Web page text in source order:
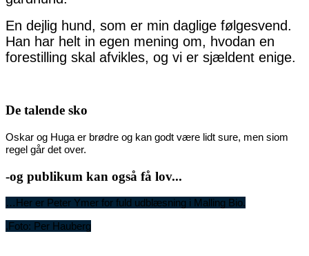
En dejlig hund, som er min daglige følgesvend.
Han har helt in egen mening om, hvodan en
forestilling skal afvikles, og vi er sjældent enige.
De talende sko
Oskar og Huga er brødre og kan godt være lidt sure, men siom
regel går det over.
-og publikum kan også få lov...
…Her er Peter Ymer for fuld udblæsning i Malling Bio.
.Foto: Per Hauberg